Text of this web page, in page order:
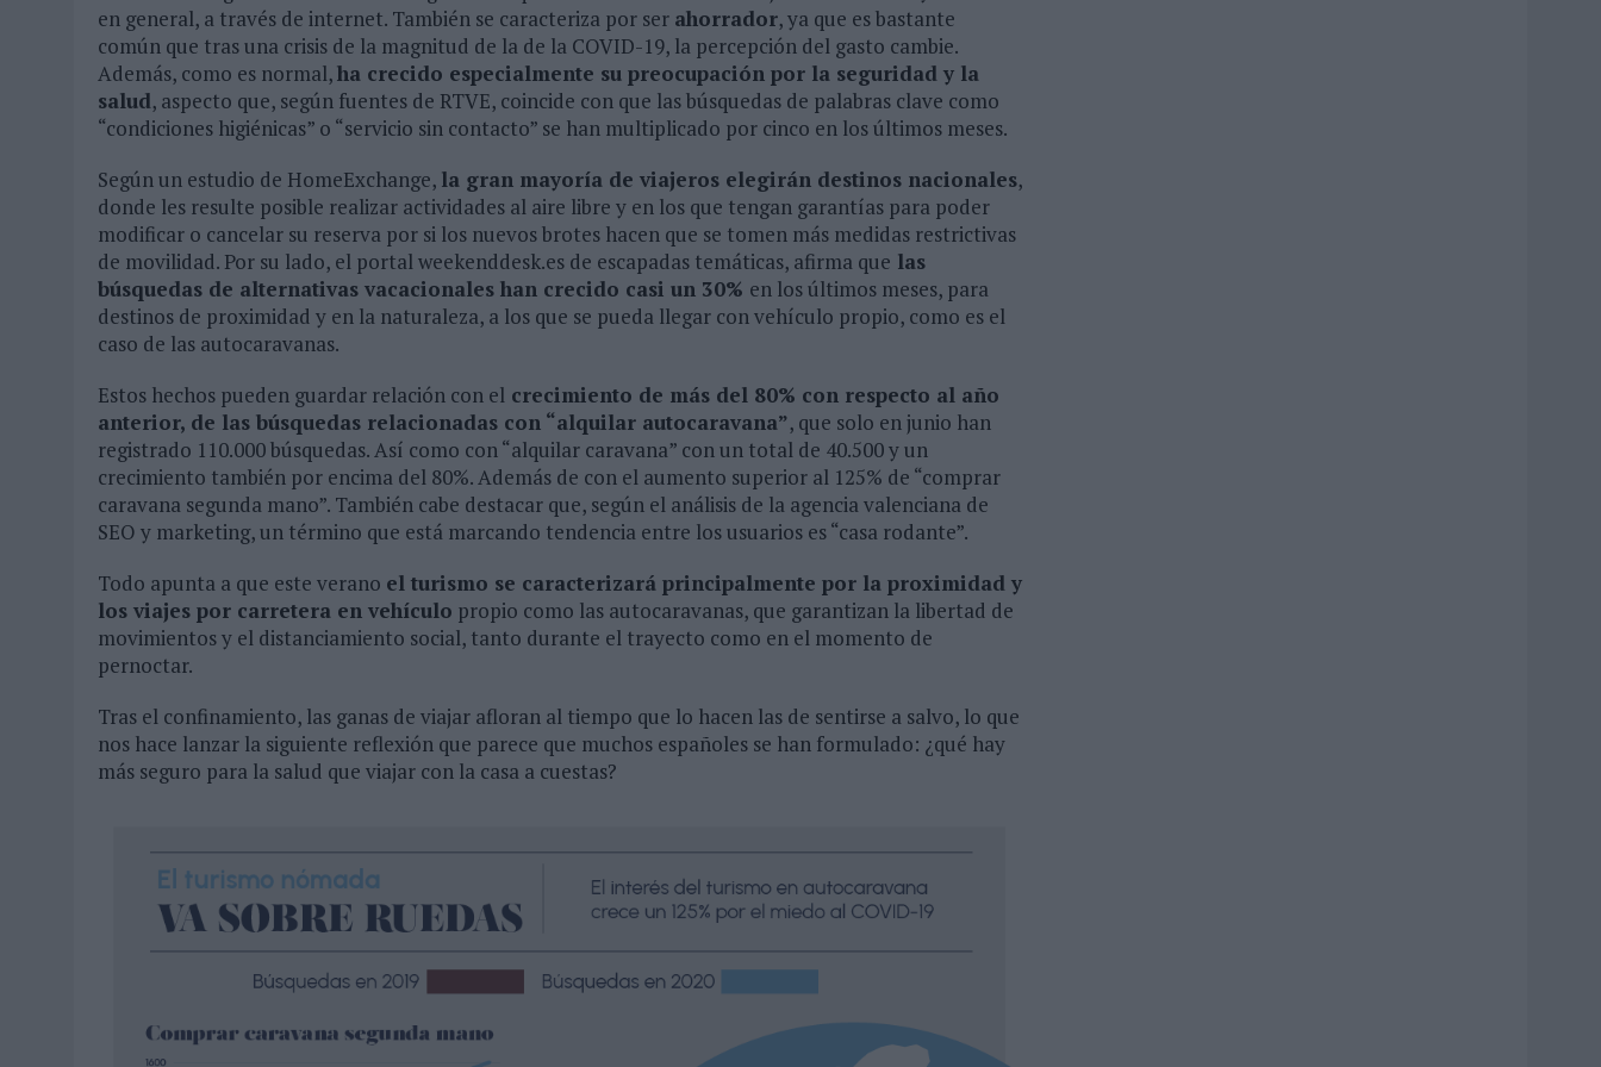
en general, a través de internet. También se caracteriza por ser ahorrador, ya que es bastante
común que tras una crisis de la magnitud de la de la COVID-19, la percepción del gasto cambie.
Además, como es normal,ha crecido especialmente su preocupación por la seguridad y la
salud, aspecto que, según fuentes de RTVE, coincide con que las búsquedas de palabras clave como
“condiciones higiénicas” o “servicio sin contacto” se han multiplicado por cinco en los últimos meses.
Según un estudio de HomeExchange, la gran mayoría de viajeros elegirán destinos nacionales,
donde les resulte posible realizar actividades al aire libre y en los que tengan garantías para poder
modificar o cancelar su reserva por si los nuevos brotes hacen que se tomen más medidas restrictivas
de movilidad. Por su lado, el portal weekenddesk.es de escapadas temáticas, afirma que las
búsquedas de alternativas vacacionales han crecido casi un 30% en los últimos meses, para
destinos de proximidad y en la naturaleza, a los que se pueda llegar con vehículo propio, como es el
caso de las autocaravanas.
Estos hechos pueden guardar relación con el crecimiento de más del 80% con respecto al año
anterior, de las búsquedas relacionadas con “alquilar autocaravana”, que solo en junio han
registrado 110.000 búsquedas. Así como con “alquilar caravana” con un total de 40.500 y un
crecimiento también por encima del 80%. Además de con el aumento superior al 125% de “comprar
caravana segunda mano”. También cabe destacar que, según el análisis de la agencia valenciana de
SEO y marketing, un término que está marcando tendencia entre los usuarios es “casa rodante”.
Todo apunta a que este verano el turismo se caracterizará principalmente por la proximidad y
los viajes por carretera en vehículo propio como las autocaravanas, que garantizan la libertad de
movimientos y el distanciamiento social, tanto durante el trayecto como en el momento de
pernoctar.
Tras el confinamiento, las ganas de viajar afloran al tiempo que lo hacen las de sentirse a salvo, lo que
nos hace lanzar la siguiente reflexión que parece que muchos españoles se han formulado: ¿qué hay
más seguro para la salud que viajar con la casa a cuestas?